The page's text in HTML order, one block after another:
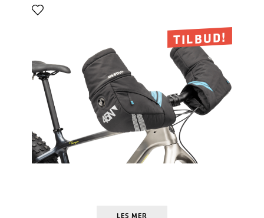
TILBUD!
LES MER